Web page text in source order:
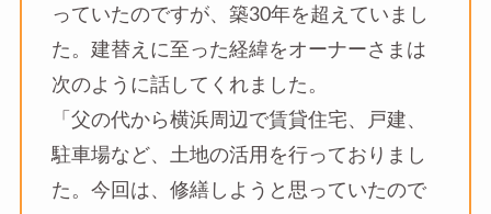
っていたのですが、築30年を超えていまし
た。建替えに至った経緯をオーナーさまは
次のように話してくれました。
「父の代から横浜周辺で賃貸住宅、戸建、
駐車場など、土地の活用を行っておりまし
た。今回は、修繕しようと思っていたので